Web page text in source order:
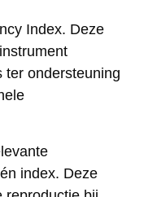
Index. Deze
ter ondersteuning
index. Deze